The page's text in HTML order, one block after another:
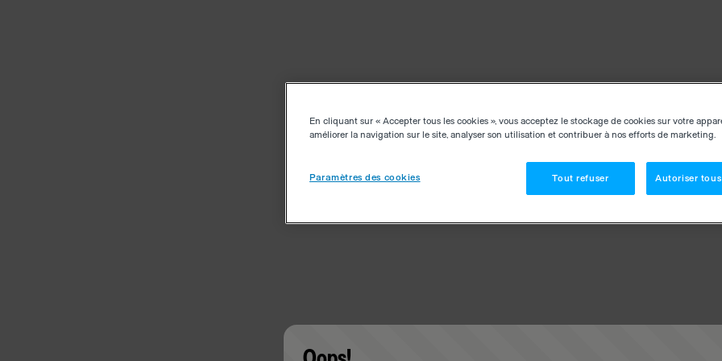
En cliquant sur « Accepter tous les cookies », vous acceptez le stockage de cookies sur votre
améliorer la navigation sur le site, analyser son utilisation et contribuer à nos efforts de marketing.
Paramètres des cookies Tout refuser Autoriser